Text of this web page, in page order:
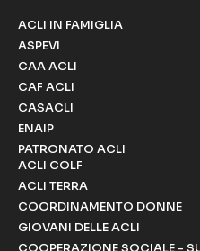
ACLI IN FAMIGLIA
ASPEVI
CAA ACLI
CAF ACLI
CASACLI
ENAIP
PATRONATO ACLI
ACLI COLF
ACLI TERRA
COORDINAMENTO DONNE
GIOVANI DELLE ACLI